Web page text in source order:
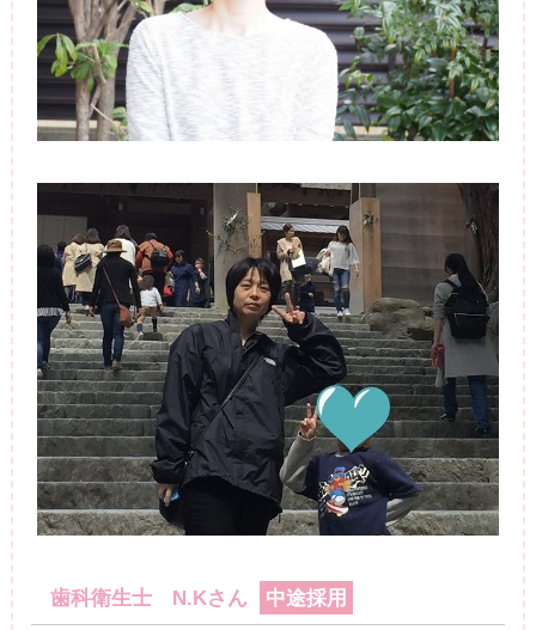
歯科衛生士 N.Kさん 中途採用